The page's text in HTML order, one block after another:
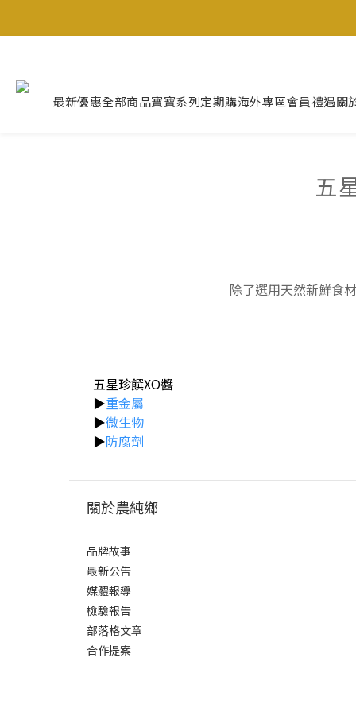
最新優惠全部商品寶寶系列定期購海外專區會員禮遇關
五
除了選用天然新鮮食
五星珍饌XO醬
▶重金屬
▶微生物
▶防腐劑
關於農純鄉
品牌故事
最新公告
媒體報導
檢驗報告
部落格文章
合作提案